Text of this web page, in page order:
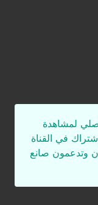
لمشاهدة
في القناة
وتدعمون صانع